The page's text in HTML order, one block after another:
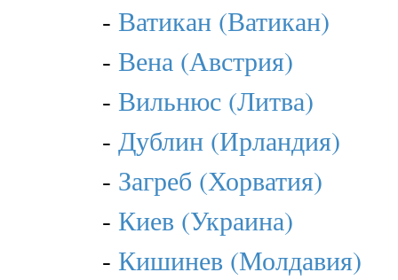
- Ватикан (Ватикан)
- Вена (Австрия)
- Вильнюс (Литва)
- Дублин (Ирландия)
- Загреб (Хорватия)
- Киев (Украина)
- Кишинев (Молдавия)